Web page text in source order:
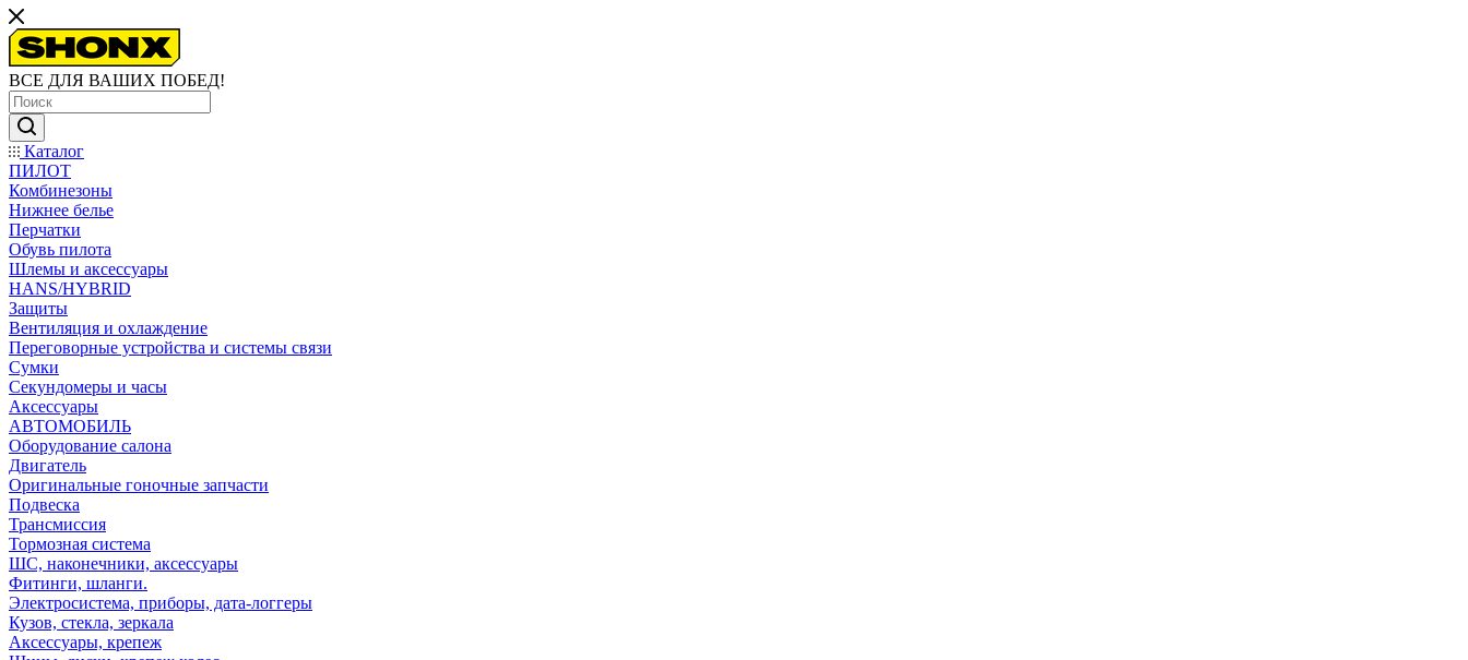
ВСЕ ДЛЯ ВАШИХ ПОБЕД!
Каталог
ПИЛОТ
Комбинезоны
Нижнее белье
Перчатки
Обувь пилота
Шлемы и аксессуары
HANS/HYBRID
Защиты
Вентиляция и охлаждение
Переговорные устройства и системы связи
Сумки
Секундомеры и часы
Аксессуары
АВТОМОБИЛЬ
Оборудование салона
Двигатель
Оригинальные гоночные запчасти
Подвеска
Трансмиссия
Тормозная система
ШС, наконечники, аксессуары
Фитинги, шланги.
Электросистема, приборы, дата-логгеры
Кузов, стекла, зеркала
Аксессуары, крепеж